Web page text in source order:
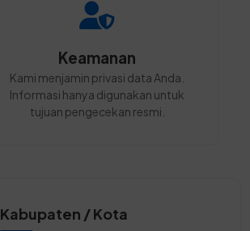
Keamanan
Kami menjamin privasi data Anda.
Informasi hanya digunakan untuk
tujuan pengecekan resmi.
Kabupaten / Kota